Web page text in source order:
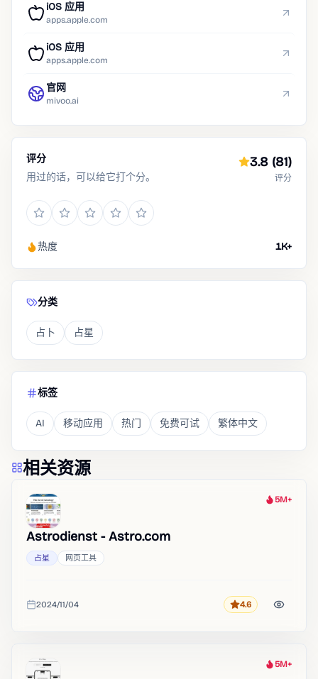
iOS 应用
apps.apple.com
iOS 应用
apps.apple.com
官网
mivoo.ai
评分
用过的话，可以给它打个分。
3.8 (81)
评分
热度 1K+
分类
占卜 占星
标签
AI 移动应用 热门 免费可试 繁体中文
相关资源
热度
5M+
Astrodienst - Astro.com
占星 网页工具
收录时间
2024/11/04 评分4.6
热度
5M+